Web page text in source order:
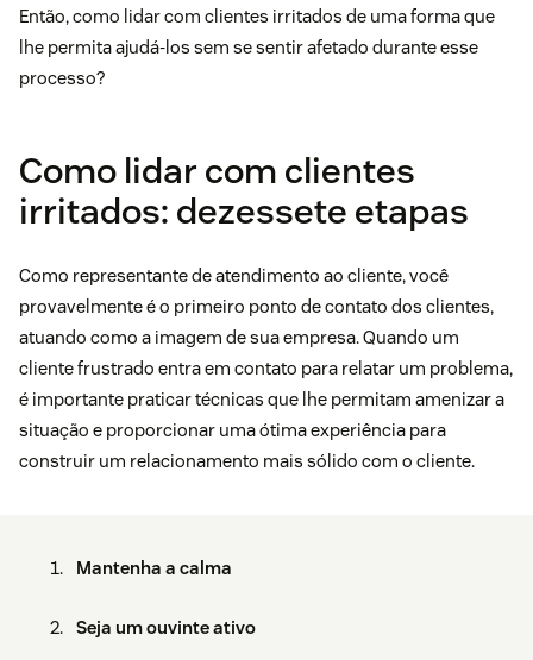
Então, como lidar com clientes irritados de uma forma que
lhe permita ajudá-los sem se sentir afetado durante esse
processo?
Como lidar com clientes
irritados: dezessete etapas
Como representante de atendimento ao cliente, você
provavelmente é o primeiro ponto de contato dos clientes,
atuando como a imagem de sua empresa. Quando um
cliente frustrado entra em contato para relatar um problema,
é importante praticar técnicas que lhe permitam amenizar a
situação e proporcionar uma ótima experiência para
construir um relacionamento mais sólido com o cliente.
Mantenha a calma
Seja um ouvinte ativo